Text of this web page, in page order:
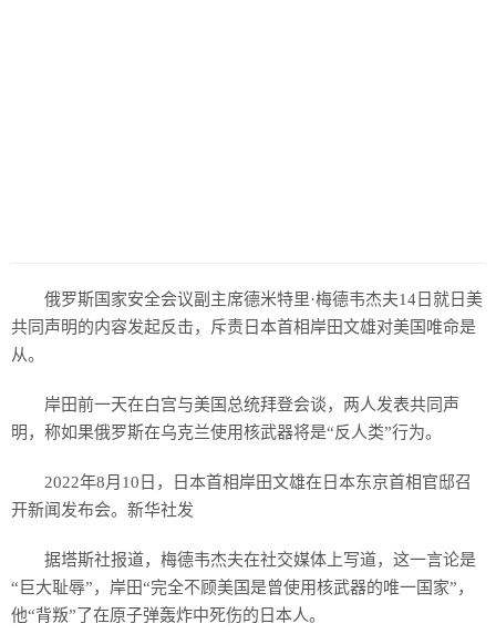
俄罗斯国家安全会议副主席德米特里·梅德韦杰夫14日就日美
共同声明的内容发起反击，斥责日本首相岸田文雄对美国唯命是
从。
岸田前一天在白宫与美国总统拜登会谈，两人发表共同声
明，称如果俄罗斯在乌克兰使用核武器将是“反人类”行为。
2022年8月10日，日本首相岸田文雄在日本东京首相官邸召
开新闻发布会。新华社发
据塔斯社报道，梅德韦杰夫在社交媒体上写道，这一言论是
“巨大耻辱”，岸田“完全不顾美国是曾使用核武器的唯一国家”，
他“背叛”了在原子弹轰炸中死伤的日本人。